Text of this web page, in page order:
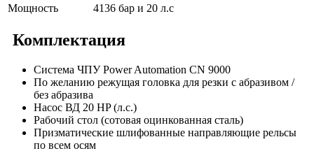
Мощность
4136 бар и 20 л.с
Комплектация
Cистема ЧПУ Power Automation CN 9000
По желанию режущая головка для резки с абразивом /
без абразива
Насос ВД 20 HP (л.с.)
Рабочий стол (сотовая оцинкованная сталь)
Призматические шлифованные направляющие рельсы
по всем осям